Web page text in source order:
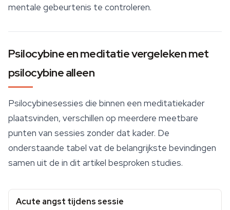
mentale gebeurtenis te controleren.
Psilocybine en meditatie vergeleken met
psilocybine alleen
Psilocybinesessies die binnen een meditatiekader
plaatsvinden, verschillen op meerdere meetbare
punten van sessies zonder dat kader. De
onderstaande tabel vat de belangrijkste bevindingen
samen uit de in dit artikel besproken studies.
Acute angst tijdens sessie